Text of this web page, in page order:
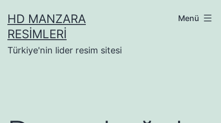
geçHD MANZARA
RESIMLERI
Türkiye'nin lider resim sitesi
Menü